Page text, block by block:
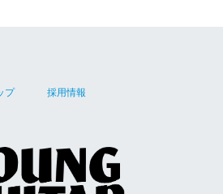
プ 採用情報